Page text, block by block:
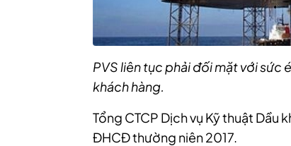
PVS liên tục phải đối mặt với sức
khách hàng.
Tổng CTCP Dịch vụ Kỹ thuật Dầu
ĐHCĐ thường niên 2017.